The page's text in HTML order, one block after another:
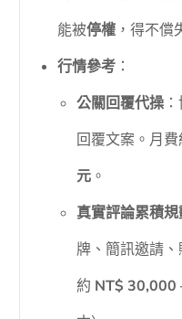
能被停權 ，得不償
行情參考 ：
公關回覆代操：
回覆文案。月費
元。
真實評論累積規
牌、簡訊邀請
約 NT$ 30,000